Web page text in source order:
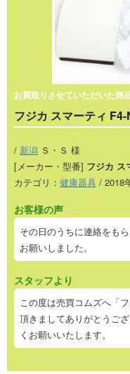
お買取りさせていただいた商
フジカ スマーティ
/ 新潟 Ｓ・Ｓ 様
[メーカー・型番] フジカ ス
カテゴリ： 健康器具 / 2018
お客様の声
その日のうちに連絡をも
お願いしました。
スタッフより
この度は売買コムズへ「
頂きましてありがとうご
くお願いいたします。